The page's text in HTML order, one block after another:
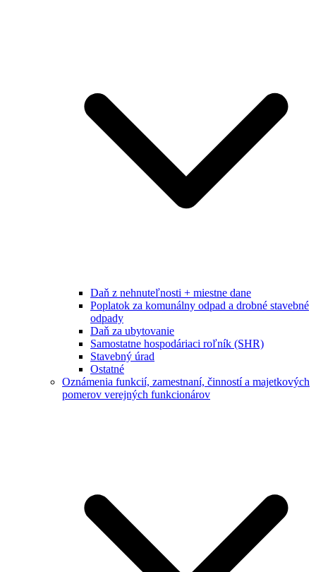
Daň z nehnuteľnosti + miestne dane
Poplatok za komunálny odpad a drobné stavebné
odpady
Daň za ubytovanie
Samostatne hospodáriaci roľník (SHR)
Stavebný úrad
Ostatné
Oznámenia funkcií, zamestnaní, činností a majetkových
pomerov verejných funkcionárov